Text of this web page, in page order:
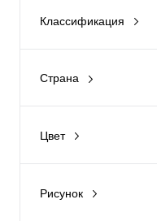
Классификация
Страна
Цвет
Белый
Рисунок